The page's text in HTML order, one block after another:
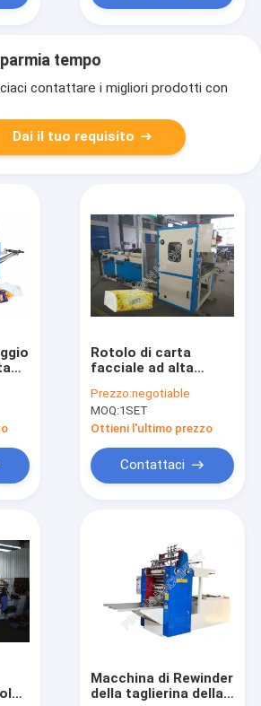
tempo
contattare i migliori prodotti con
Dai il tuo requisito
di
Rotolo di carta
facciale ad alta
riavvolge foglio di
alluminio a macchina
Rewinder
Prezzo:negotiable
MOQ:1SET
Ottieni l'ultimo prezzo
Contattaci
Macchina di Rewinder
della taglierina della